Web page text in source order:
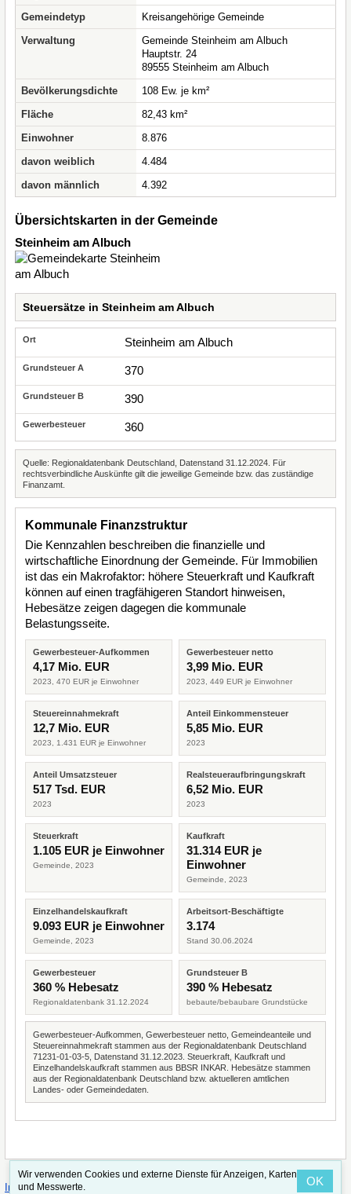
Gemeindetyp
Kreisangehörige Gemeinde
Verwaltung
Gemeinde Steinheim am Albuch
Hauptstr. 24
89555 Steinheim am Albuch
Bevölkerungsdichte
108 Ew. je km²
Fläche
82,43 km²
Einwohner
8.876
davon weiblich
4.484
davon männlich
4.392
Übersichtskarten in der Gemeinde
Steinheim am Albuch
Steuersätze in Steinheim am Albuch
Steinheim am Albuch
370
390
360
Quelle: Regionaldatenbank Deutschland, Datenstand 31.12.2024. Für
rechtsverbindliche Auskünfte gilt die jeweilige Gemeinde bzw. das zuständige
Finanzamt.
Kommunale Finanzstruktur
Die Kennzahlen beschreiben die finanzielle und
wirtschaftliche Einordnung der Gemeinde. Für Immobilien
ist das ein Makrofaktor: höhere Steuerkraft und Kaufkraft
können auf einen tragfähigeren Standort hinweisen,
Hebesätze zeigen dagegen die kommunale
Belastungsseite.
Gewerbesteuer-Aufkommen
4,17 Mio. EUR
2023, 470 EUR je Einwohner
Gewerbesteuer netto
3,99 Mio. EUR
2023, 449 EUR je Einwohner
Steuereinnahmekraft
12,7 Mio. EUR
2023, 1.431 EUR je Einwohner
Anteil Einkommensteuer
5,85 Mio. EUR
2023
Anteil Umsatzsteuer
517 Tsd. EUR
2023
Realsteueraufbringungskraft
6,52 Mio. EUR
2023
Steuerkraft
1.105 EUR je Einwohner
Gemeinde, 2023
Kaufkraft
31.314 EUR je
Einwohner
Gemeinde, 2023
Einzelhandelskaufkraft
9.093 EUR je Einwohner
Gemeinde, 2023
Arbeitsort-Beschäftigte
3.174
Stand 30.06.2024
Gewerbesteuer
360 % Hebesatz
Regionaldatenbank 31.12.2024
Grundsteuer B
390 % Hebesatz
bebaute/bebaubare Grundstücke
Gewerbesteuer-Aufkommen, Gewerbesteuer netto, Gemeindeanteile und
Steuereinnahmekraft stammen aus der Regionaldatenbank Deutschland
71231-01-03-5, Datenstand 31.12.2023. Steuerkraft, Kaufkraft und
Einzelhandelskaufkraft stammen aus BBSR INKAR. Hebesätze stammen
aus der Regionaldatenbank Deutschland bzw. aktuelleren amtlichen
Landes- oder Gemeindedaten.
Impressum·Straßenindex
Wir verwenden Cookies und externe Dienste für Anzeigen, Karten
und Messwerte.
OK